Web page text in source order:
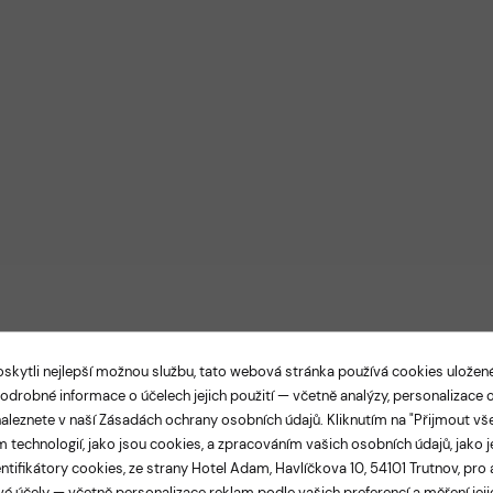
A TRADICE V SAMOTNÉM SRDCI
nejlepší možnou službu, tato webová stránka používá cookies
informace o účelech jejich použití — včetně analýzy, personalizace
v našíZásadách ochrany osobních údajů. Kliknutím na "Přijmout
technologií, jako jsou cookies, a zpracováním vašich osobních údajů, jako
cookies, ze strany Hotel Adam, Havlíčkova 10, 54101 Trutnov, pro